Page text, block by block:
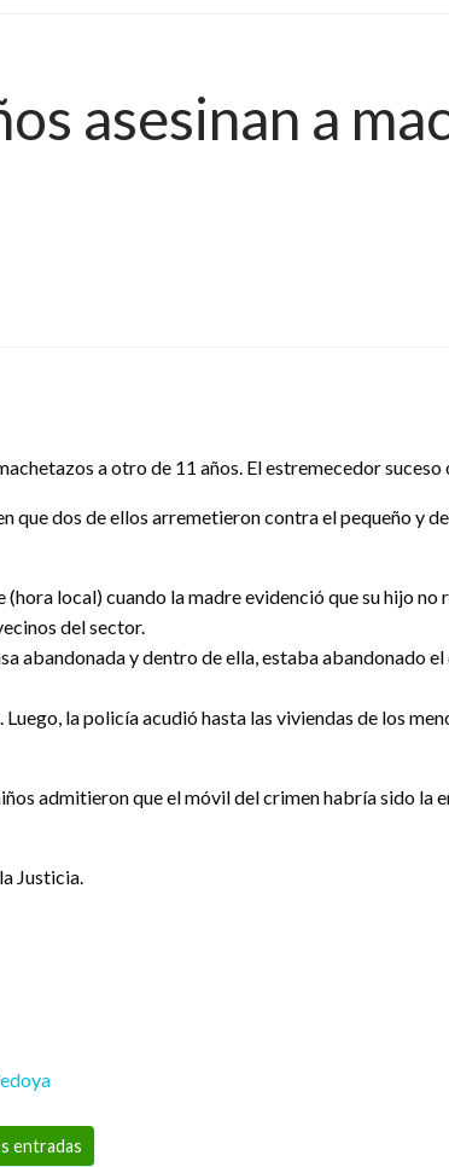
asesinan a
a otro de 11 años. El estremecedor
que dos de ellos arremetieron contra el pequeño y
(hora local) cuando la madre evidenció que su hijo
del sector.
abandonada y dentro de ella, estaba abandonado
la policía acudió hasta las viviendas de los
admitieron que el móvil del crimen habría sido la
Justicia.
entradas